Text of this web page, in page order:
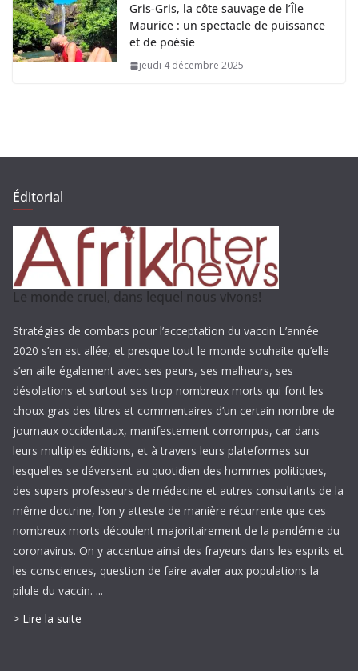
Gris-Gris, la côte sauvage de l’Île
Maurice : un spectacle de puissance
et de poésie
jeudi 4 décembre 2025
Éditorial
Le monde cruel, dans lequel nous vivons!
Stratégies de combats pour l’acceptation du vaccin L’année
2020 s’en est allée, et presque tout le monde souhaite qu’elle
s’en aille également avec ses peurs, ses malheurs, ses
désolations et surtout ses trop nombreux morts qui font les
choux gras des titres et commentaires d’un certain nombre de
journaux occidentaux, manifestement corrompus, car dans
leurs multiples éditions, et à travers leurs plateformes sur
lesquelles se déversent au quotidien des hommes politiques,
des supers professeurs de médecine et autres consultants de la
même doctrine, l’on y atteste de manière récurrente que ces
nombreux morts découlent majoritairement de la pandémie du
coronavirus. On y accentue ainsi des frayeurs dans les esprits et
les consciences, question de faire avaler aux populations la
pilule du vaccin. ...
> Lire la suite